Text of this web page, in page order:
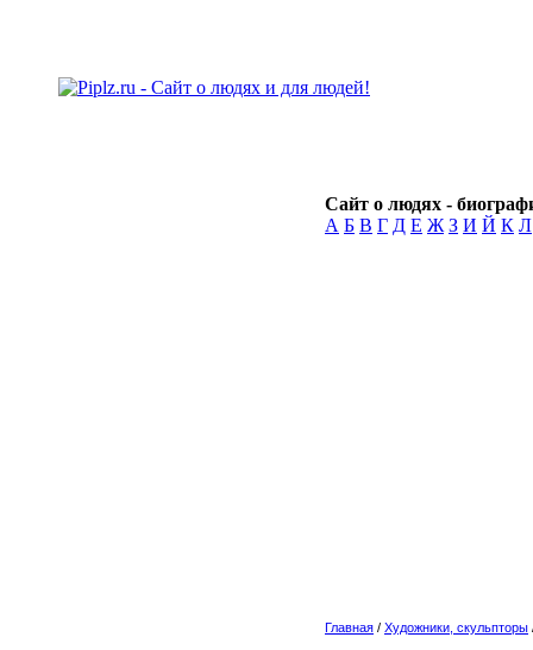
Сайт о людях -
А Б В Г Д Е Ж З И Й К Л
Главная / Художники, скульпторы